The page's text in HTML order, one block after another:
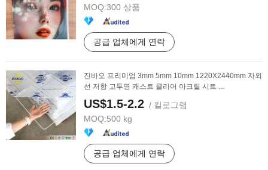
MOQ:300 상품
공급 업체에게 연락
진바오 프리미엄 3mm 5mm 10mm 1220X2440mm 자외
선 저항 고투명 캐스트 클리어 아크릴 시트 ...
US$1.5-2.2 / 킬로그램
MOQ:500 kg
공급 업체에게 연락